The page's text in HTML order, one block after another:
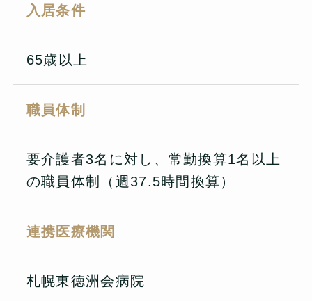
入居条件
65歳以上
職員体制
要介護者3名に対し、常勤換算1名以上
の職員体制（週37.5時間換算）
連携医療機関
札幌東徳洲会病院